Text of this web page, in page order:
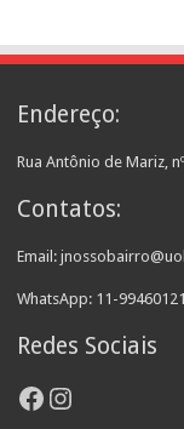
Endereço:
Rua Antônio de Mariz,
Contatos:
Email:
WhatsApp: 11-
Redes Sociais
Facebook
Instagram